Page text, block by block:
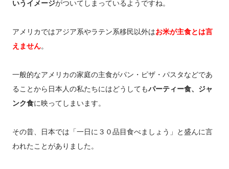
いうイメージがついてしまっているようですね。
アメリカではアジア系やラテン系移民以外はお米が主食とは言
えません。
一般的なアメリカの家庭の主食がパン・ピザ・パスタなどであ
ることから日本人の私たちにはどうしてもパーティー食、ジャ
ンク食に映ってしまいます。
その昔、日本では「一日に３０品目食べましょう」と盛んに言
われたことがありました。